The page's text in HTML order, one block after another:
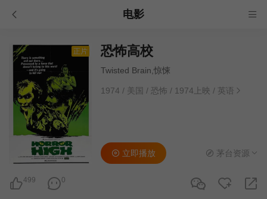
电影
正片 恐怖高校
Twisted Brain,惊悚
1974 / 美国 / 恐怖 / 1974上映 / 英语
499 0
立即播放 茅台资源